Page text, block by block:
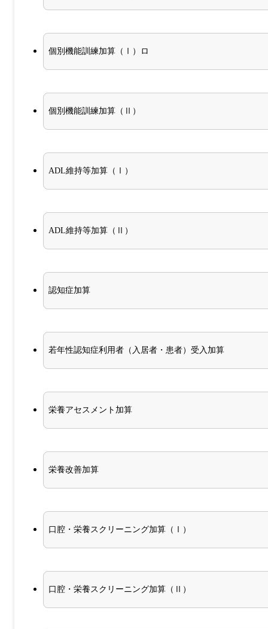
個別機能訓練加算（Ⅰ）ロ
個別機能訓練加算（Ⅱ）
ADL維持等加算（Ⅰ）
ADL維持等加算（Ⅱ）
認知症加算
若年性認知症利用者（入居者・患者）受入加算
栄養アセスメント加算
栄養改善加算
口腔・栄養スクリーニング加算（Ⅰ）
口腔・栄養スクリーニング加算（Ⅱ）